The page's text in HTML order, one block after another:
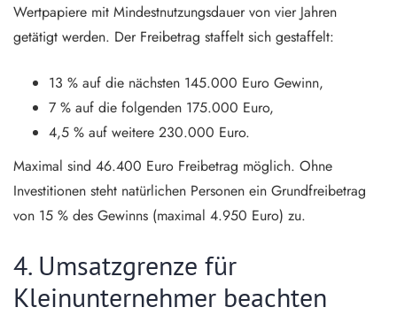
Wertpapiere mit Mindestnutzungsdauer von vier Jahren
getätigt werden. Der Freibetrag staffelt sich gestaffelt:
13 % auf die nächsten 145.000 Euro Gewinn,
7 % auf die folgenden 175.000 Euro,
4,5 % auf weitere 230.000 Euro.
Maximal sind 46.400 Euro Freibetrag möglich. Ohne
Investitionen steht natürlichen Personen ein Grundfreibetrag
von 15 % des Gewinns (maximal 4.950 Euro) zu.
4. Umsatzgrenze für
Kleinunternehmer beachten